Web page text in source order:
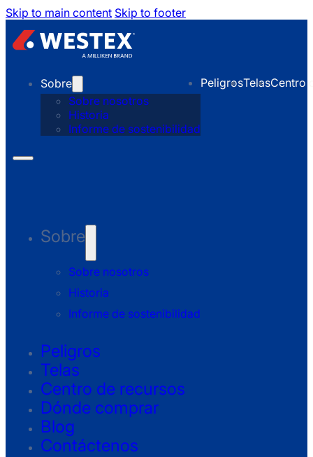
Skip to main content Skip to footer
Sobre
Sobre nosotros
Historia
Informe de sostenibilidad
PeligrosTelasCentro
Sobre
Sobre nosotros
Historia
Informe de sostenibilidad
Peligros
Telas
Centro de recursos
Dónde comprar
Blog
Contáctenos